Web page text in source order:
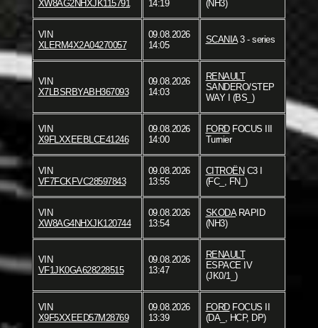
XW8AG2NHXJK115791
14:19
(NH3)
VIN
XLERM4X2A04270057
09.08.2026
14:05
SCANIA3 - series
VIN
X7LBSRBYABH367093
09.08.2026
14:03
RENAULT
SANDERO/STEP
WAY I (BS_)
VIN
X9FLXXEEBLCE41246
09.08.2026
14:00
FORDFOCUS III
Turnier
VIN
VF7FCKFVC28597843
09.08.2026
13:55
CITROËN C3 I
(FC_, FN_)
VIN
XW8AG4NHXJK120744
09.08.2026
13:54
SKODARAPID
(NH3)
VIN
VF1JK0GA628228515
09.08.2026
13:47
RENAULT
ESPACE IV
(JK0/1_)
VIN
X9F5XXEED57M28769
09.08.2026
13:39
FORDFOCUS II
(DA_, HCP, DP)